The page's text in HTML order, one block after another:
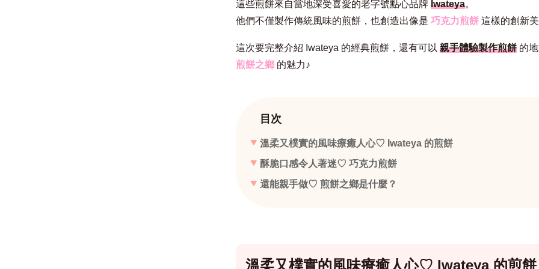
這些煎餅來自當地深受喜愛的老字號點心品牌 Iwateya。
他們不僅製作傳統風味的煎餅，也創造出像是 巧克力煎餅這樣的創新
這次要完整介紹 Iwateya 的經典煎餅，還有可以 親手體驗製作煎餅的
煎餅之鄉的魅力♪
目次
溫柔又樸實的風味療癒人心♡ Iwateya 的煎餅
酥脆口感令人著迷♡ 巧克力煎餅
還能親手做♡ 煎餅之鄉是什麼？
溫柔又樸實的風味療癒人心♡ Iwateya 的煎餅